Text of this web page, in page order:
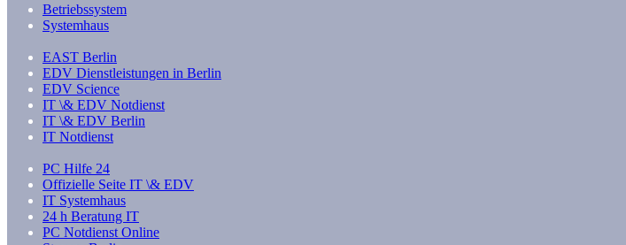
Betriebssystem
Systemhaus
EAST Berlin
EDV Dienstleistungen in Berlin
EDV Science
IT \& EDV Notdienst
IT \& EDV Berlin
IT Notdienst
PC Hilfe 24
Offizielle Seite IT \& EDV
IT Systemhaus
24 h Beratung IT
PC Notdienst Online